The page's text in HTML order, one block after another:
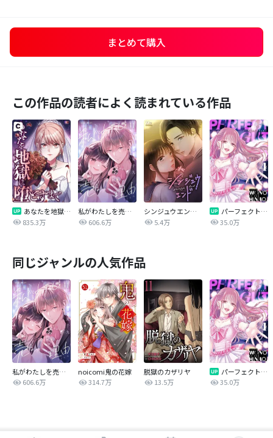
まとめて購入
この作品の読者によく読まれている作品
あなたを地獄に堕とすまで
835.3万
私がわたしを売る理由
606.6万
シンジュウエンド【タテヨミ】
5.4万
パーフェクトグリッター
35.0万
同じジャンルの人気作品
私がわたしを売る理由
606.6万
noicomi鬼の花嫁
314.7万
脱獄のカザリヤ
13.5万
パーフェクトグリッター
35.0万